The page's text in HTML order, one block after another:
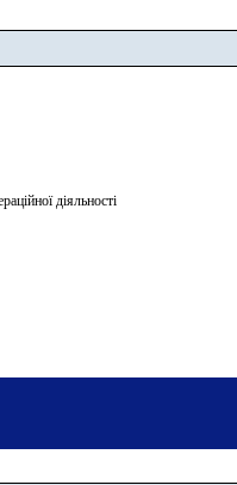
діяльності